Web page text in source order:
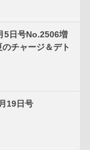
5日号No.2506増
チャージ＆デト
19日号